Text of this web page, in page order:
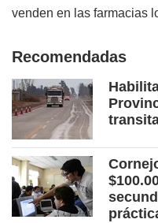
venden en las farmacias
Recomendadas